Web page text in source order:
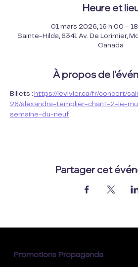
Heure et
01 mars 2026, 16 h 00 –
Sainte-Hilda, 6341 Av. De Lorimier,
Canada
À propos de
Billets : https://levivier.ca/fr/concert/
26/alexandra-templier-chant-2-le-
semaine-du-neuf
Partager cet
Promotions Propaganda